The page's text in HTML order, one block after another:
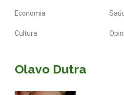
Economia
Cultura
Olavo Dutra